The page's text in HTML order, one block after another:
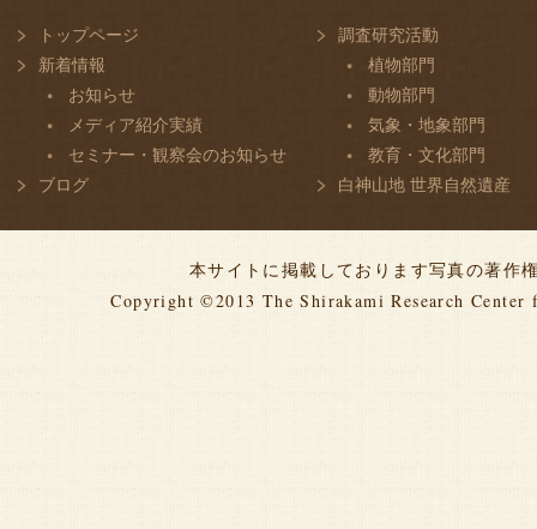
トップページ
新着情報
お知らせ
メディア紹介実績
セミナー・観察会のお知らせ
ブログ
調査研究活動
植物部門
動物部門
気象・地象部門
教育・文化部門
白神山地 世界自然遺産
本サイトに掲載しております写真の著作
Copyright ©2013 The Shirakami Research